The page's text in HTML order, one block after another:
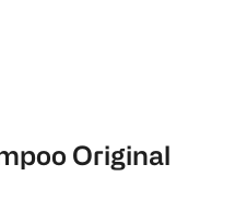
Original